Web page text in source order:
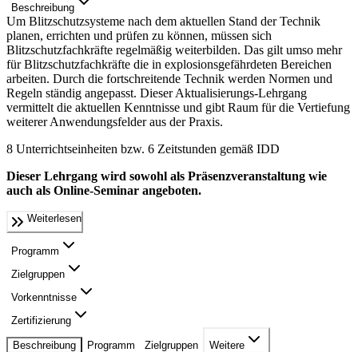
Beschreibung
Um Blitzschutzsysteme nach dem aktuellen Stand der Technik
planen, errichten und prüfen zu können, müssen sich
Blitzschutzfachkräfte regelmäßig weiterbilden. Das gilt umso mehr
für Blitzschutzfachkräfte die in explosionsgefährdeten Bereichen
arbeiten. Durch die fortschreitende Technik werden Normen und
Regeln ständig angepasst. Dieser Aktualisierungs-Lehrgang
vermittelt die aktuellen Kenntnisse und gibt Raum für die Vertiefung
weiterer Anwendungsfelder aus der Praxis.
8 Unterrichtseinheiten bzw. 6 Zeitstunden gemäß IDD
Dieser Lehrgang wird sowohl als Präsenzveranstaltung wie
auch als Online-Seminar angeboten.
Weiterlesen
Programm
Zielgruppen
Vorkenntnisse
Zertifizierung
Beschreibung Programm Zielgruppen Weitere